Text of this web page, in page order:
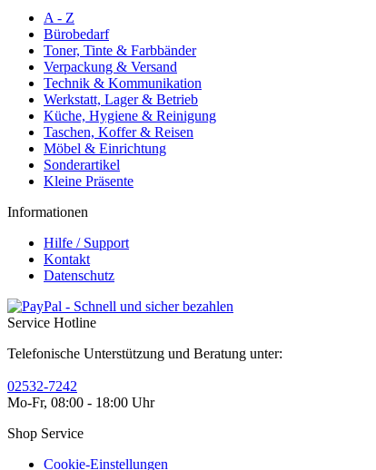
A - Z
Bürobedarf
Toner, Tinte & Farbbänder
Verpackung & Versand
Technik & Kommunikation
Werkstatt, Lager & Betrieb
Küche, Hygiene & Reinigung
Taschen, Koffer & Reisen
Möbel & Einrichtung
Sonderartikel
Kleine Präsente
Informationen
Hilfe / Support
Kontakt
Datenschutz
Service Hotline
Telefonische Unterstützung und Beratung unter:
02532-7242
Mo-Fr, 08:00 - 18:00 Uhr
Shop Service
Cookie-Einstellungen